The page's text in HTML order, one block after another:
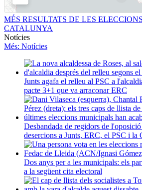
MÉS RESULTATS DE LES
CATALUNYA
Notícies
Més: Notícies
Junts agafa el relleu al PSC a
pacte 3+1 que va arraconar ERC
Desbandada de regidors de
desercions a Junts, ERC, el PSC i la
Dos anys per a les municipals: els
a la següent cita electoral